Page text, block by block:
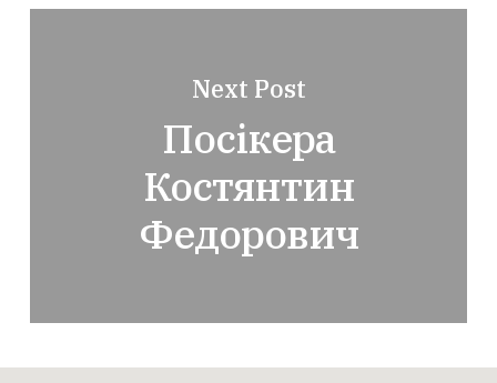
Next Post
Посікера
Костянтин
Федорович